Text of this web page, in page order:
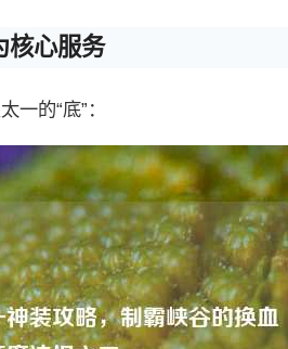
核心服务
一的“底”：